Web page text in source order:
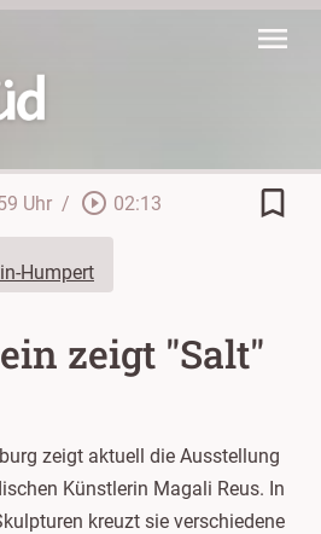
menu
Uhr / play_circle_outline 02:13 bookmark_border
Humpert
zeigt "Salt"
zeigt aktuell die Ausstellung
Künstlerin Magali Reus. In
kreuzt sie verschiedene